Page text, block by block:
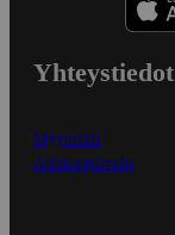
Yhteystiedot
Myymälät
Asiakaspalvelu